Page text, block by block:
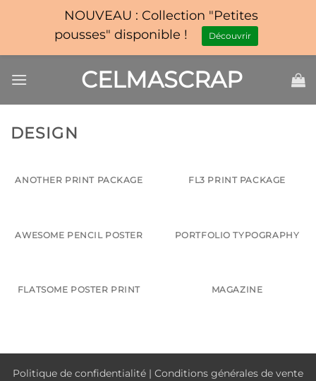
au
CELMASCRAP
DESIGN
ANOTHER PRINT PACKAGE FL3 PRINT PACKAGE
AWESOME PENCIL POSTER PORTFOLIO TYPOGRAPHY
FLATSOME POSTER PRINT MAGAZINE
Politique de confidentialité | Conditions générales de vente
NOUVEAU : Collection "Petites
pousses" disponible !
Découvrir